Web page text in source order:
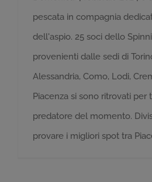
pescata in compagnia
dell'aspio. 25 soci dello
provenienti dalle sedi di
Alessandria, Como, Lodi,
Piacenza si sono ritrovati per
predatore del momento.
provare i migliori spot tra